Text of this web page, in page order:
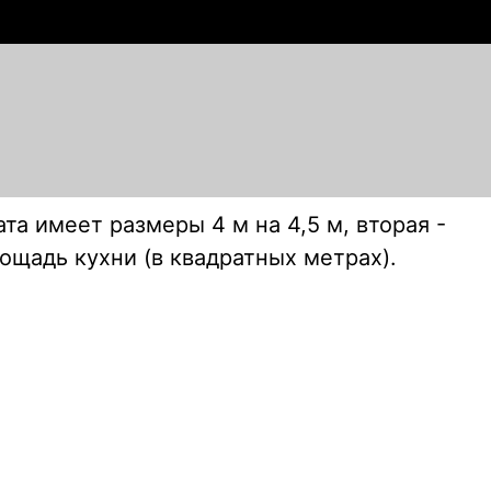
имеет размеры 4 м на 4,5 м, вторая -
кухни (в квадратных метрах).